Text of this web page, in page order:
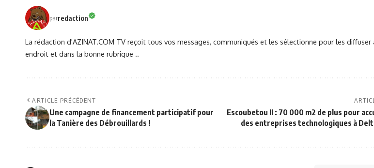
parredaction
La rédaction d'AZINAT.COM TV reçoit tous vos messages, communiqués et les sélectionne pour les diffuser
endroit et dans la bonne rubrique ..
ARTICLE PRÉCÉDENT
Une campagne de financement participatif pour
la Tanière des Débrouillards !
Escoubetou II : 70 000 m2 de plus pour
des entreprises technologiques à